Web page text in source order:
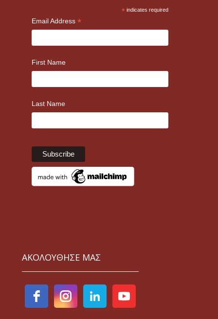
* indicates required
Email Address *
First Name
Last Name
ΑΚΟΛΟΥΘΗΣΕ ΜΑΣ